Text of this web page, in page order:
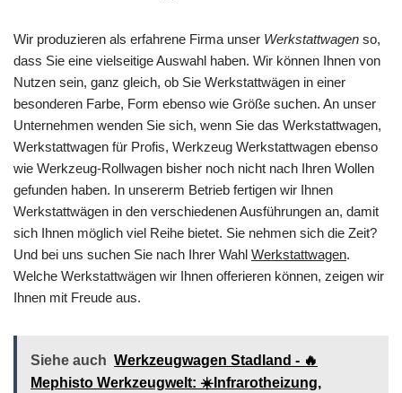
Wir produzieren als erfahrene Firma unser Werkstattwagen so,
dass Sie eine vielseitige Auswahl haben. Wir können Ihnen von
Nutzen sein, ganz gleich, ob Sie Werkstattwägen in einer
besonderen Farbe, Form ebenso wie Größe suchen. An unser
Unternehmen wenden Sie sich, wenn Sie das Werkstattwagen,
Werkstattwagen für Profis, Werkzeug Werkstattwagen ebenso
wie Werkzeug-Rollwagen bisher noch nicht nach Ihren Wollen
gefunden haben. In unsererm Betrieb fertigen wir Ihnen
Werkstattwägen in den verschiedenen Ausführungen an, damit
sich Ihnen möglich viel Reihe bietet. Sie nehmen sich die Zeit?
Und bei uns suchen Sie nach Ihrer Wahl Werkstattwagen.
Welche Werkstattwägen wir Ihnen offerieren können, zeigen wir
Ihnen mit Freude aus.
Siehe auch Werkzeugwagen Stadland - 🔥
Mephisto Werkzeugwelt: ☀️Infrarotheizung,